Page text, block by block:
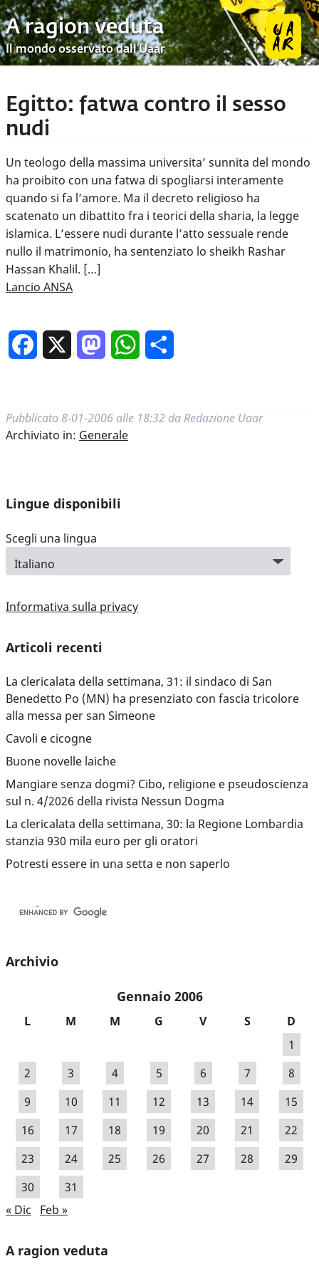
A ragion veduta
Il mondo osservato dall’Uaar
Egitto: fatwa contro il sesso
nudi
Un teologo della massima universita’ sunnita del mondo
ha proibito con una fatwa di spogliarsi interamente
quando si fa l’amore. Ma il decreto religioso ha
scatenato un dibattito fra i teorici della sharia, la legge
islamica. L’essere nudi durante l’atto sessuale rende
nullo il matrimonio, ha sentenziato lo sheikh Rashar
Hassan Khalil. […]
Lancio ANSA
Facebook MastodonWhatsApp
Pubblicato 8-01-2006 alle 18:32 da Redazione Uaar
Archiviato in: Generale
Lingue disponibili
Scegli una lingua
Informativa sulla privacy
Articoli recenti
La clericalata della settimana, 31: il sindaco di San
Benedetto Po (MN) ha presenziato con fascia tricolore
alla messa per san Simeone
Cavoli e cicogne
Buone novelle laiche
Mangiare senza dogmi? Cibo, religione e pseudoscienza
sul n. 4/2026 della rivista Nessun Dogma
La clericalata della settimana, 30: la Regione Lombardia
stanzia 930 mila euro per gli oratori
Potresti essere in una setta e non saperlo
Archivio
Gennaio 2006
L M M G V S
D
1
2
3 4 5 6 7
8
9
10 11 12 13 14
15
16
17 18 19 20 21
22
23
24 25 26 27 28
29
30
31
« Dic
Feb »
A ragion veduta